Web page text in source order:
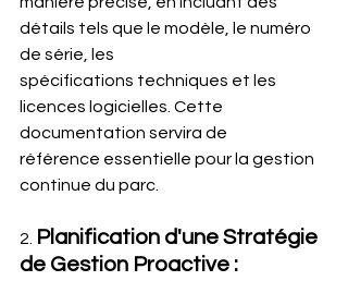
détails tels que le modèle, le numéro
de série, les
spécifications techniques et les
licences logicielles. Cette
documentation servira de
référence essentielle pour la gestion
continue du parc.
2. Planification d'une Stratégie
de Gestion Proactive :